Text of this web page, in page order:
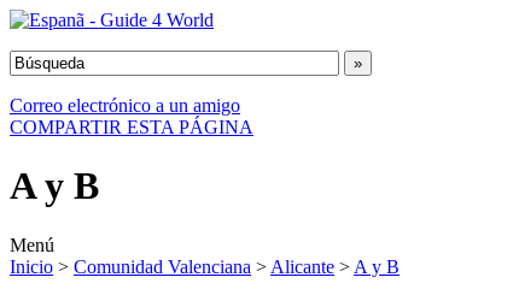
Correo electrónico a un amigo
COMPARTIR ESTA PÁGINA
A y B
Menú
Inicio > Comunidad Valenciana > Alicante > A y B